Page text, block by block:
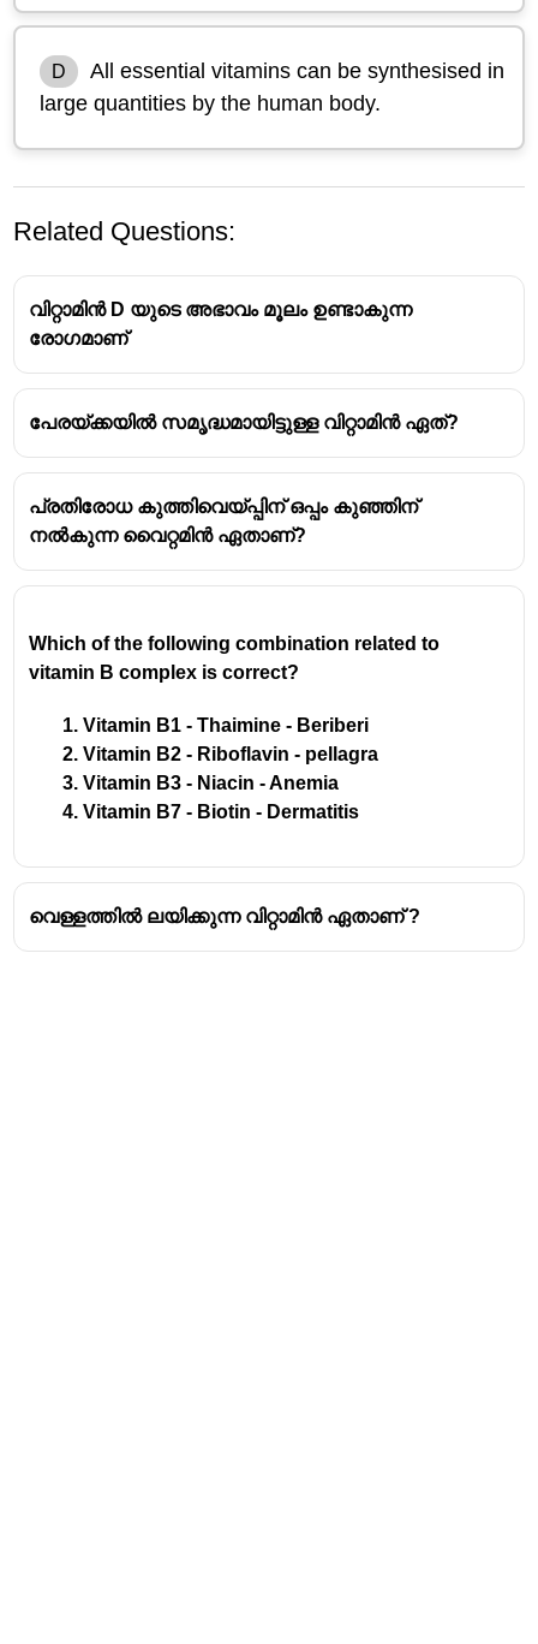
D
All essential vitamins can be synthesised in
large quantities by the human body.
Related Questions:
വിറ്റാമിൻ D യുടെ അഭാവം മൂലം ഉണ്ടാകുന്ന
രോഗമാണ്
പേരയ്ക്കയിൽ സമൃദ്ധമായിട്ടുള്ള വിറ്റാമിൻ ഏത്?
പ്രതിരോധ കുത്തിവെയ്പ്പിന് ഒപ്പം കുഞ്ഞിന്
നൽകുന്ന വൈറ്റമിൻ ഏതാണ്?
Which of the following combination related to
vitamin B complex is correct?
Vitamin B1 - Thaimine - Beriberi
Vitamin B2 - Riboflavin - pellagra
Vitamin B3 - Niacin - Anemia
Vitamin B7 - Biotin - Dermatitis
വെള്ളത്തിൽ ലയിക്കുന്ന വിറ്റാമിൻ ഏതാണ് ?